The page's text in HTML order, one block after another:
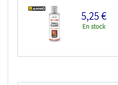
ATOM MIG peinture maquette 20501
5,25 €
En stock